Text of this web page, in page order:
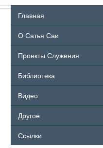
Главная
О Сатья Саи
Проекты Служения
Библиотека
Видео
Другое
Ссылки